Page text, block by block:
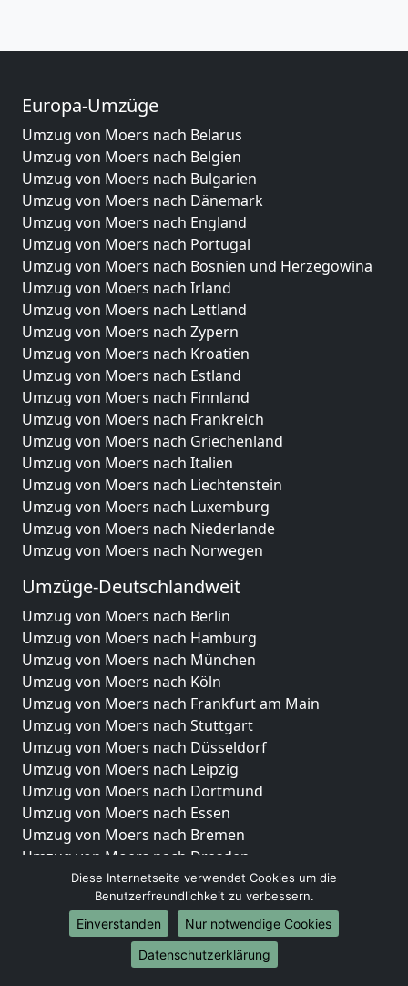
Europa-Umzüge
Umzug von Moers nach Belarus
Umzug von Moers nach Belgien
Umzug von Moers nach Bulgarien
Umzug von Moers nach Dänemark
Umzug von Moers nach England
Umzug von Moers nach Portugal
Umzug von Moers nach Bosnien und Herzegowina
Umzug von Moers nach Irland
Umzug von Moers nach Lettland
Umzug von Moers nach Zypern
Umzug von Moers nach Kroatien
Umzug von Moers nach Estland
Umzug von Moers nach Finnland
Umzug von Moers nach Frankreich
Umzug von Moers nach Griechenland
Umzug von Moers nach Italien
Umzug von Moers nach Liechtenstein
Umzug von Moers nach Luxemburg
Umzug von Moers nach Niederlande
Umzug von Moers nach Norwegen
Umzüge-Deutschlandweit
Umzug von Moers nach Berlin
Umzug von Moers nach Hamburg
Umzug von Moers nach München
Umzug von Moers nach Köln
Umzug von Moers nach Frankfurt am Main
Umzug von Moers nach Stuttgart
Umzug von Moers nach Düsseldorf
Umzug von Moers nach Leipzig
Umzug von Moers nach Dortmund
Umzug von Moers nach Essen
Umzug von Moers nach Bremen
Umzug von Moers nach Dresden
Umzug von Moers nach Hannover
Umzug von Moers nach Nürnberg
Umzug von Moers nach Duisburg
Umzug von Moers nach Bochum
Umzug von Moers nach Wuppertal
Diese Internetseite verwendet Cookies um die
Benutzerfreundlichkeit zu verbessern.
Einverstanden
Nur notwendige Cookies
Datenschutzerklärung